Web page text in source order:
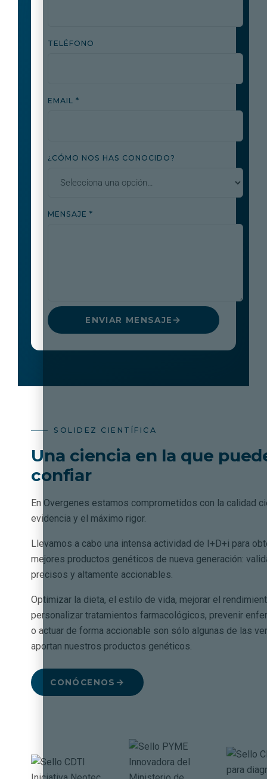
TELÉFONO
EMAIL *
¿CÓMO NOS HAS CONOCIDO?
MENSAJE *
ENVIAR MENSAJE
SOLIDEZ CIENTÍFICA
Una ciencia en la que
confiar
En Overgenes estamos comprometidos con la calidad
evidencia y el máximo rigor.
Llevamos a cabo una intensa actividad de I+D+i para
mejores productos genéticos de nueva generación:
precisos y altamente accionables.
Optimizar la dieta, el estilo de vida, mejorar el
personalizar tratamientos farmacológicos, prevenir
o actuar de forma accionable son sólo algunas de las
aportan nuestros productos genéticos.
CONÓCENOS